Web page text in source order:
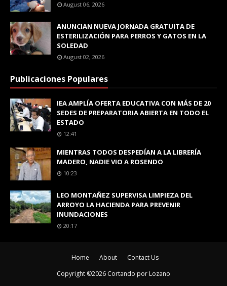
August 06, 2026
ANUNCIAN NUEVA JORNADA GRATUITA DE
ESTERILIZACIÓN PARA PERROS Y GATOS EN LA
SOLEDAD
August 02, 2026
Publicaciones Populares
IEA AMPLÍA OFERTA EDUCATIVA CON MÁS DE 20
SEDES DE PREPARATORIA ABIERTA EN TODO EL
ESTADO
12:41
MIENTRAS TODOS DESPEDÍAN A LA LIBRERÍA
MADERO, NADIE VIO A ROSENDO
10:23
LEO MONTAÑEZ SUPERVISA LIMPIEZA DEL
ARROYO LA HACIENDA PARA PREVENIR
INUNDACIONES
20:17
Home About
Contact Us
Copyright ©2026 Cortando por Lozano